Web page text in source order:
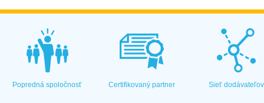
Popredná spoločnosť Certifikovaný partner Sieť dodávateľov